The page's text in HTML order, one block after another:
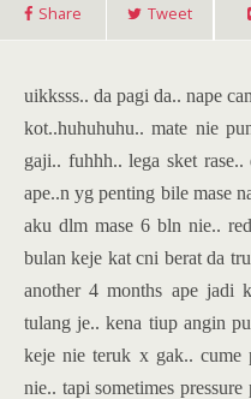
Share Tweet
uikksss.. da pagi da.. nape
kot..huhuhuhu.. mate nie
gaji.. fuhhh.. lega sket
ape..n yg penting bile mase
aku dlm mase 6 bln nie..
bulan keje kat cni berat da
another 4 months ape jadi
tulang je.. kena tiup angin
keje nie teruk x gak.. cume
nie.. tapi sometimes